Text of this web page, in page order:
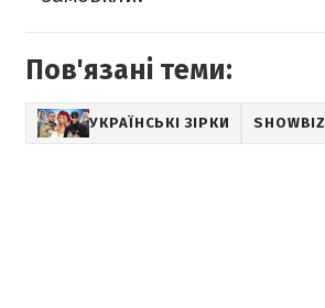
Пов'язані теми:
УКРАЇНСЬКІ ЗІРКИ SHOWBIZ